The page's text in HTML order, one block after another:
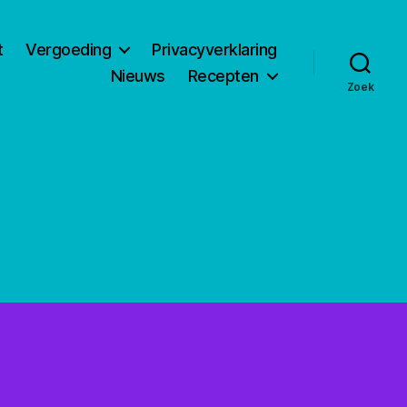
Vergoeding
Privacyverklaring
Nieuws
Recepten
Zoek